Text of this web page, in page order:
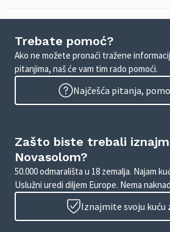
Trebate pomoć?
Ako ne možete pronaći tražene
pitanjima, naš će vam tim rado pomoći.
Najčešća pitanja,
Zašto biste trebali
Novasolom?
50.000 odmarališta u 18 zemalja. Najam
Uslužni uredi diljem Europe. Nema
Iznajmite svoju kuću